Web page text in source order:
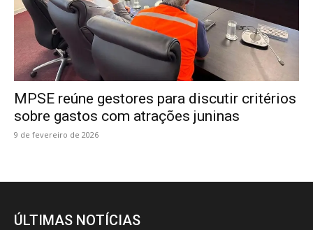
MPSE reúne gestores para discutir critérios
sobre gastos com atrações juninas
9 de fevereiro de 2026
ÚLTIMAS NOTÍCIAS